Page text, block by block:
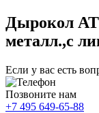
Дырокол
металл.,с
Если у вас есть
Позвоните нам
+7 495 649-65-88